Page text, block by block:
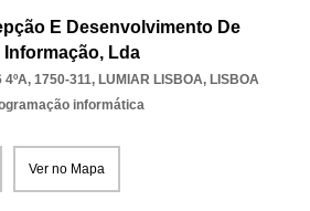
E Desenvolvimento De
Informação, Lda
4ºA, 1750-311, LUMIAR LISBOA, LISBOA
informática
Ver no Mapa